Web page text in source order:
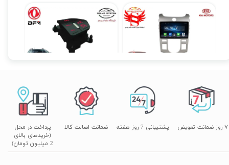
کروز کنترل و لیمیتر فابریک H30 کراس
۲۰,۵۰۰,۰۰۰ تومان
۲۰,۱۹۰,۰۰۰ تومان
مانیتور فابریک سراتو Cerato کیا فول تاچ مدل T3L2021
۱۲,۹۰۰,۰۰۰ تومان
پشتیبانی 7 روز هفته
پرداخت در محل
(خریدهای بالای
2 میلیون تومان)
۷ روز ضمانت تعویض ضمانت اصالت کالا